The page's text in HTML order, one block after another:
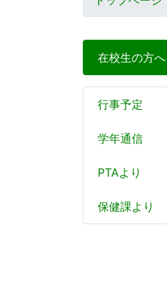
在校生の方へ
行事予定
学年通信
PTAより
保健課より